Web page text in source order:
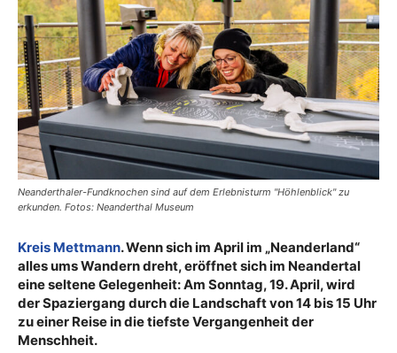
Neanderthaler-Fundknochen sind auf dem Erlebnisturm "Höhlenblick" zu
erkunden. Fotos: Neanderthal Museum
Kreis Mettmann. Wenn sich im April im „Neanderland“
alles ums Wandern dreht, eröffnet sich im Neandertal
eine seltene Gelegenheit: Am Sonntag, 19. April, wird
der Spaziergang durch die Landschaft von 14 bis 15 Uhr
zu einer Reise in die tiefste Vergangenheit der
Menschheit.